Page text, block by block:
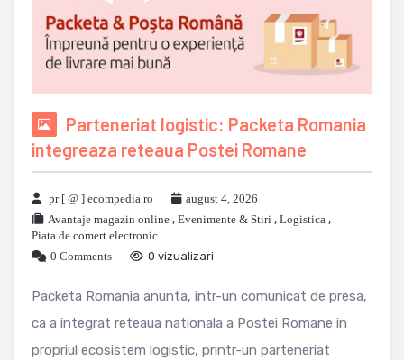
Parteneriat logistic: Packeta Romania
integreaza reteaua Postei Romane
pr [ @ ] ecompedia ro
august 4, 2026
Avantaje magazin online , Evenimente & Stiri , Logistica ,
Piata de comert electronic
0 Comments
0 vizualizari
Packeta Romania anunta, intr-un comunicat de presa,
ca a integrat reteaua nationala a Postei Romane in
propriul ecosistem logistic, printr-un parteneriat